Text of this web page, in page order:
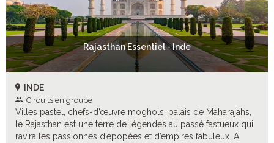
Rajasthan Essentiel - Inde
INDE
Circuits en groupe
Villes pastel, chefs-d’œuvre moghols, palais de Maharajahs,
le Rajasthan est une terre de légendes au passé fastueux qui
ravira les passionnés d’épopées et d’empires fabuleux. A